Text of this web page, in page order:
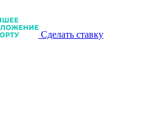
Сделать ставку